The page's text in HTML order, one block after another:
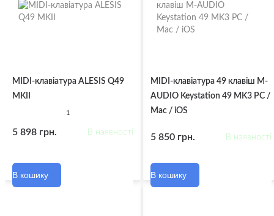
1
MIDI-клавіатура ALESIS Q49
MKII
5 898 грн. В наявності
В кошику
MIDI-клавіатура 49 клавіш M-
AUDIO Keystation 49 MK3 PC /
Mac / iOS
5 850 грн. В наявності
В кошику